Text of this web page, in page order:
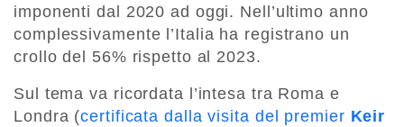
imponenti dal 2020 ad oggi. Nell’ultimo anno
complessivamente l’Italia ha registrano un
crollo del 56% rispetto al 2023.
Sul tema va ricordata l’intesa tra Roma e
Londra (certificata dalla visita del premier Keir